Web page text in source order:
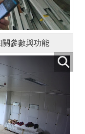
關參數與功能